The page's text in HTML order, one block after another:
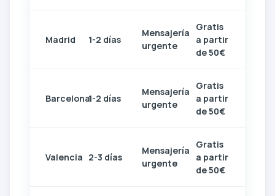
Madrid 1-2 días
Mensajería
urgente
Gratis
a partir
de 50€
Barcelona1-2 días
Mensajería
urgente
Gratis
a partir
de 50€
Valencia 2-3 días
Mensajería
urgente
Gratis
a partir
de 50€